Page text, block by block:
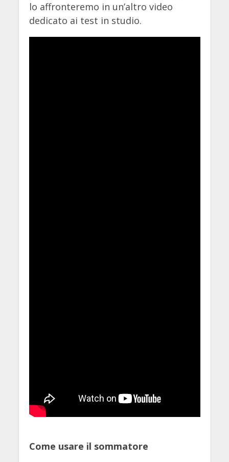
lo affronteremo in un’altro video
dedicato ai test in studio.
Come usare il sommatore